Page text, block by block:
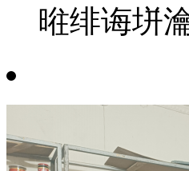
暀绯诲垪